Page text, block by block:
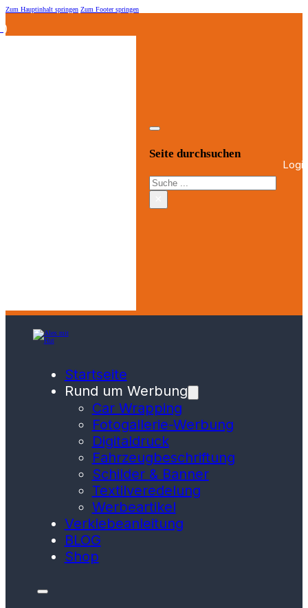
Zum Hauptinhalt springen Zum Footer springen
Seite durchsuchen
Suchen
Login
Startseite
Rund um Werbung
Car Wrapping
Fotogallerie-Werbung
Digitaldruck
Fahrzeugbeschriftung
Schilder & Banner
Textilveredelung
Werbeartikel
Verklebeanleitung
BLOG
Shop